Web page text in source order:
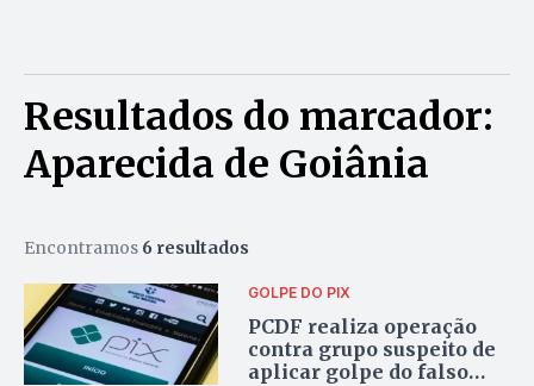
Resultados do marcador:
Aparecida de Goiânia
Encontramos 6 resultados
GOLPE DO PIX
PCDF realiza operação
contra grupo suspeito de
aplicar golpe do falso